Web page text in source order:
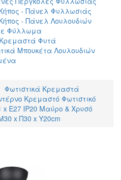
- Πάνελ Φυλλωσιάς
- Πάνελ Λουλουδιών
Φύλλωμα
Φυτά
Μπουκέτα Λουλουδιών
Φωτιστικά Κρεμαστά
Κρεμαστό Φωτιστικό
E27 IP20 Μαύρο & Χρυσό
x Π30 x Υ20cm